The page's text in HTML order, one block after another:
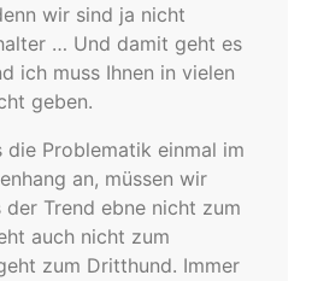
wir sind ja nicht
… Und damit geht es
ich muss Ihnen in vielen
geben.
die Problematik einmal im
an, müssen wir
Trend ebne nicht zum
auch nicht zum
zum Dritthund. Immer